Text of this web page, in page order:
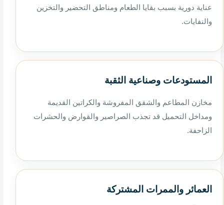
عناية دورية بسبب بقايا الطعام ومناطق التحضير والتخزين
والنفايات.
المستودعات وصناعية الثقبة
مخازن المطاعم والشقق المفروشة والكراتين القديمة
ومداخل التحميل قد تجذب الصراصير والقوارض والحشرات
الزاحفة.
العمائر والممرات المشتركة